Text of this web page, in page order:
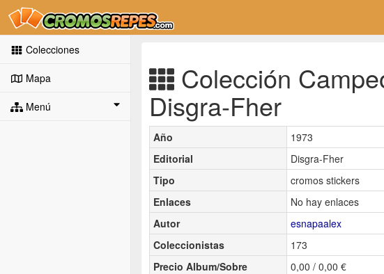
Colecciones
Mapa
Menú
Colección
Disgra-Fher
Año
1973
Editorial
Disgra-Fher
Tipo
cromos stickers
Enlaces
No hay enlaces
Autor
esnapaalex
Coleccionistas
173
Precio Album/Sobre
0,00 / 0,00 €